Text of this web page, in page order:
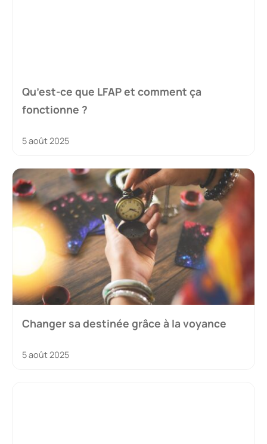
Qu’est-ce que LFAP et comment ça
fonctionne ?
5 août 2025
Changer sa destinée grâce à la voyance
5 août 2025